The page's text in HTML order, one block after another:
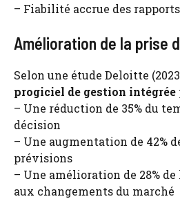
– Fiabilité accrue des
Amélioration de la prise
Selon une étude Deloitte
progiciel de gestion intégrée
– Une réduction de 35% du
décision
– Une augmentation de 42%
prévisions
– Une amélioration de 28%
aux changements du marché